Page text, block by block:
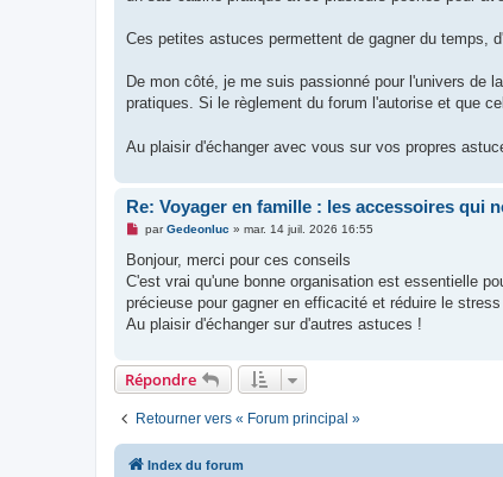
Ces petites astuces permettent de gagner du temps,
De mon côté, je me suis passionné pour l'univers de
pratiques. Si le règlement du forum l'autorise et que
Au plaisir d'échanger avec vous sur vos propres
Re: Voyager en famille : les accessoires qui
M
s
a
g
n
l
u
parGedeonluc » mar. 14 juil. 2026 16:55
Bonjour, merci pour ces conseils
C'est vrai qu'une bonne organisation est essentielle
précieuse pour gagner en efficacité et réduire le
Au plaisir d'échanger sur d'autres astuces !
Répondre
Retourner vers « Forum principal »
Index du forum